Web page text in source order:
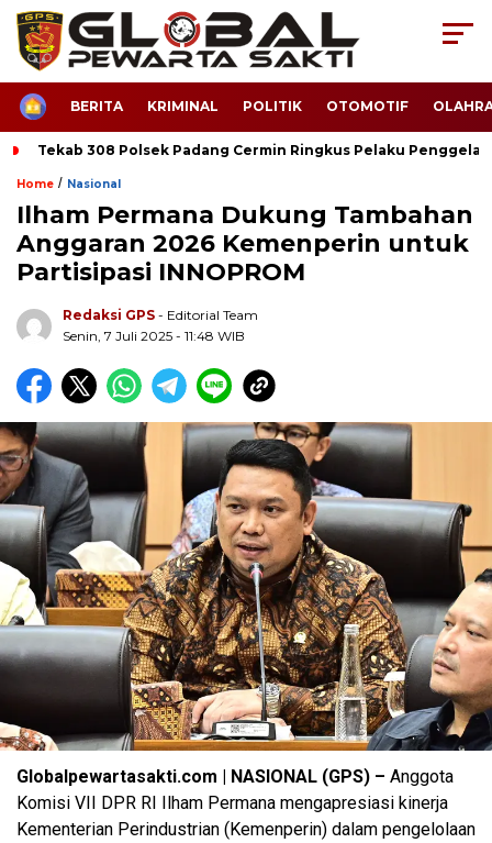
HOMEBERITA KRIMINAL POLITIK OTOMOTIF
Tekab 308 Polsek Padang Cermin Ringkus Pelaku
Home / Nasional
Ilham Permana Dukung Tambahan
Anggaran 2026 Kemenperin untuk
Partisipasi INNOPROM
Redaksi GPS - Editorial Team
Senin, 7 Juli 2025 - 11:48 WIB
Globalpewartasakti.com | NASIONAL (GPS) – Anggota
Komisi VII DPR RI Ilham Permana mengapresiasi kinerja
Kementerian Perindustrian (Kemenperin) dalam pengelolaan